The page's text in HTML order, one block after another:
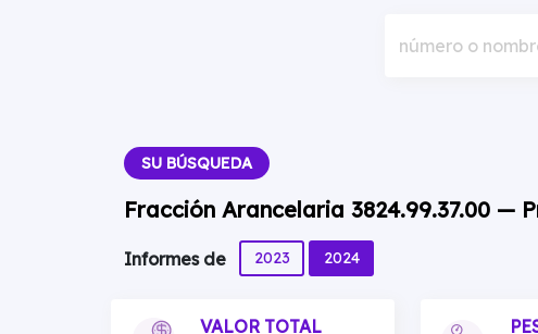
número o
SU BÚSQUEDA
Fracción Arancelaria 3824.99.37.00 —
Informes de 2023 2024
VALOR TOTAL